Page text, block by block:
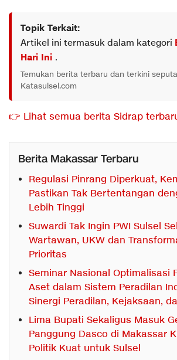
Topik Terkait:
Artikel ini termasuk dalam kategori
Hari Ini .
Temukan berita terbaru dan terkini
Katasulsel.com
👉 Lihat semua berita Sidrap
Berita Makassar Terbaru
Regulasi Pinrang Diperkuat,
Pastikan Tak Bertentangan
Lebih Tinggi
Suwardi Tak Ingin PWI Sulsel
Wartawan, UKW dan
Prioritas
Seminar Nasional Optimalisasi
Aset dalam Sistem Peradilan
Sinergi Peradilan, Kejaksaan,
Lima Bupati Sekaligus Masuk
Panggung Dasco di Makassar
Politik Kuat untuk Sulsel